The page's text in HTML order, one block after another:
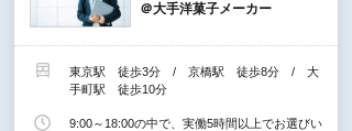
＠大手洋菓子メーカー
東京駅 徒歩3分 / 京橋駅 徒歩8分 / 大
手町駅 徒歩10分
9:00～18:00の中で、実働5時間以上でお選びい